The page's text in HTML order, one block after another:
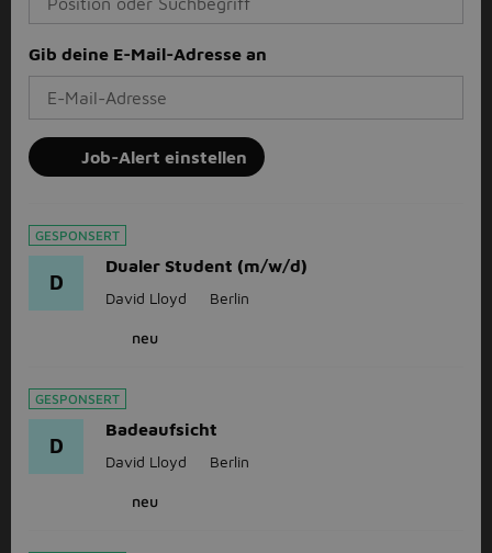
Gib deine E-Mail-Adresse an
Job-Alert einstellen
GESPONSERT
D
Dualer Student (m/w/d)
David Lloyd Berlin
neu
GESPONSERT
D
Badeaufsicht
David Lloyd Berlin
neu